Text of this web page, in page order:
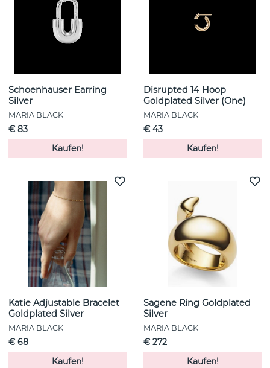
Schoenhauser Earring
Silver
MARIA BLACK
€ 83
Kaufen!
Disrupted 14 Hoop
Goldplated Silver (One)
MARIA BLACK
€ 43
Kaufen!
Katie Adjustable Bracelet
Goldplated Silver
MARIA BLACK
€ 68
Kaufen!
Sagene Ring Goldplated
Silver
MARIA BLACK
€ 272
Kaufen!